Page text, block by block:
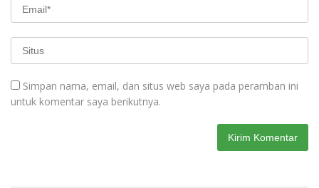
Simpan nama, email, dan situs web saya pada peramban ini
untuk komentar saya berikutnya.